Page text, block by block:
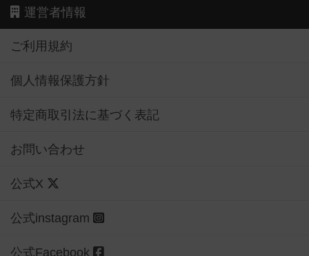
運営者情報
ご利用規約
個人情報保護方針
特定商取引法に基づく表記
お問い合わせ
公式X
公式instagram
公式Facebook